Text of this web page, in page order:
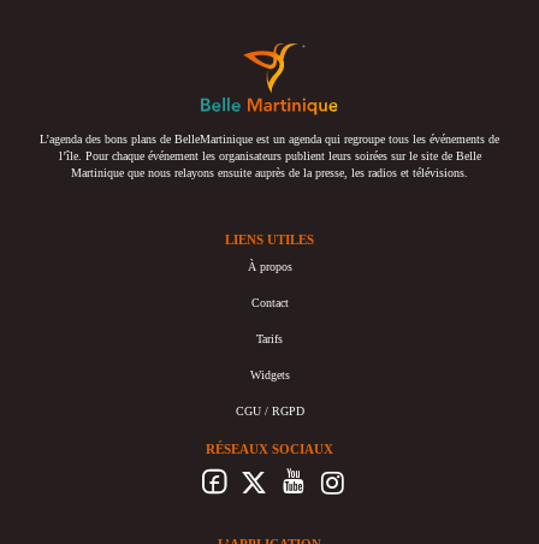
L’agenda des bons plans de BelleMartinique est un agenda qui regroupe tous les événements de
l’île. Pour chaque événement les organisateurs publient leurs soirées sur le site de Belle
Martinique que nous relayons ensuite auprès de la presse, les radios et télévisions.
LIENS UTILES
À propos
Contact
Tarifs
Widgets
CGU / RGPD
RÉSEAUX SOCIAUX